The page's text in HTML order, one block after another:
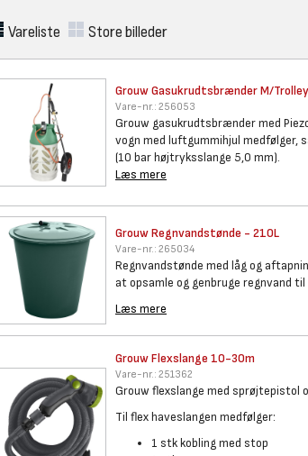
Vareliste Store billeder
Grouw GasukrudtsbrænderM/Trolley
Vare-nr.: 256053
Grouw gasukrudtsbrænder med
vogn med luftgummihjul medfølger,
(10 bar højtryksslange 5,0 mm).
Læs mere
Grouw Regnvandstønde - 210L
Vare-nr.: 265034
Regnvandstønde med låg og
at opsamle og genbruge regnvand til
Læs mere
Grouw Flexslange 10-30m
Vare-nr.: 251362
Grouw flexslange med sprøjtepistol
Til flex haveslangen medfølger:
1 stk kobling med stop